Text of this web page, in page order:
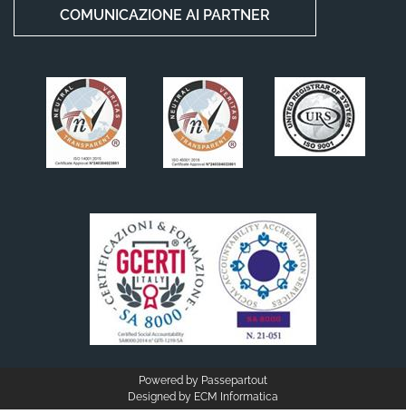
COMUNICAZIONE AI PARTNER
Powered by Passepartout
Designed by ECM Informatica